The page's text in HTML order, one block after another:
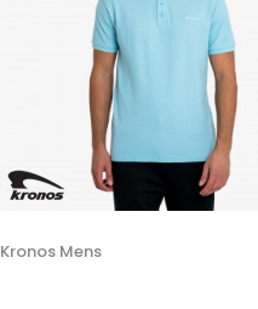
Kronos Mens